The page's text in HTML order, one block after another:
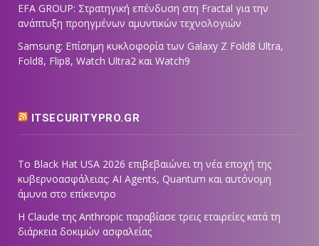
EFA GROUP: Στρατηγική επένδυση στη Fractal για την
ανάπτυξη προηγμένων αμυντικών τεχνολογιών
Samsung: Επίσημη κυκλοφορία των Galaxy Z Fold8 Ultra,
Fold8, Flip8, Watch Ultra2 και Watch9
ITSECURITYPRO.GR
Το Black Hat USA 2026 επιβεβαιώνει τη νέα εποχή της
κυβερνοασφάλειας: AI Agents, Quantum και αυτόνομη
άμυνα στο επίκεντρο
Η Claude της Anthropic παραβίασε τρεις εταιρείες κατά τη
διάρκεια δοκιμών ασφαλείας